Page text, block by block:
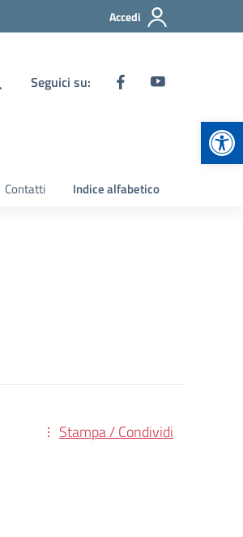
Accedi
Seguici su:
Contatti Indice alfabetico
Stampa / Condividi